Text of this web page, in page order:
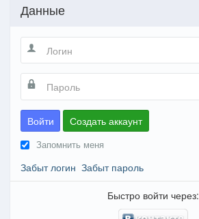
Данные
Войти Создать аккаунт
Запомнить меня
Забыт логин Забыт пароль
Быстро войти через: